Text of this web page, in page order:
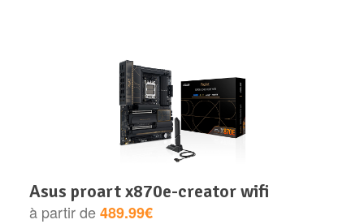
asus proart x870e-creator wifi
à partir de489.99€